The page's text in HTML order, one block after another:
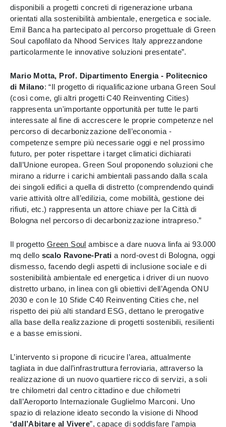
disponibili a progetti concreti di rigenerazione urbana
orientati alla sostenibilità ambientale, energetica e sociale.
Emil Banca ha partecipato al percorso progettuale di Green
Soul capofilato da Nhood Services Italy apprezzandone
particolarmente le innovative soluzioni presentate”.
Mario Motta, Prof. Dipartimento Energia - Politecnico
di Milano: “Il progetto di riqualificazione urbana Green Soul
(così come, gli altri progetti C40 Reinventing Cities)
rappresenta un'importante opportunità per tutte le parti
interessate al fine di accrescere le proprie competenze nel
percorso di decarbonizzazione dell’economia -
competenze sempre più necessarie oggi e nel prossimo
futuro, per poter rispettare i target climatici dichiarati
dall’Unione europea. Green Soul proponendo soluzioni che
mirano a ridurre i carichi ambientali passando dalla scala
dei singoli edifici a quella di distretto (comprendendo quindi
varie attività oltre all’edilizia, come mobilità, gestione dei
rifiuti, etc.) rappresenta un attore chiave per la Città di
Bologna nel percorso di decarbonizzazione intrapreso.”
Il progetto Green Soul ambisce a dare nuova linfa ai 93.000
mq dello scalo Ravone-Prati a nord-ovest di Bologna, oggi
dismesso, facendo degli aspetti di inclusione sociale e di
sostenibilità ambientale ed energetica i driver di un nuovo
distretto urbano, in linea con gli obiettivi dell’Agenda ONU
2030 e con le 10 Sfide C40 Reinventing Cities che, nel
rispetto dei più alti standard ESG, dettano le prerogative
alla base della realizzazione di progetti sostenibili, resilienti
e a basse emissioni.
L’intervento si propone di ricucire l’area, attualmente
tagliata in due dall’infrastruttura ferroviaria, attraverso la
realizzazione di un nuovo quartiere ricco di servizi, a soli
tre chilometri dal centro cittadino e due chilometri
dall’Aeroporto Internazionale Guglielmo Marconi. Uno
spazio di relazione ideato secondo la visione di Nhood
“dall’Abitare al Vivere”, capace di soddisfare l’ampia